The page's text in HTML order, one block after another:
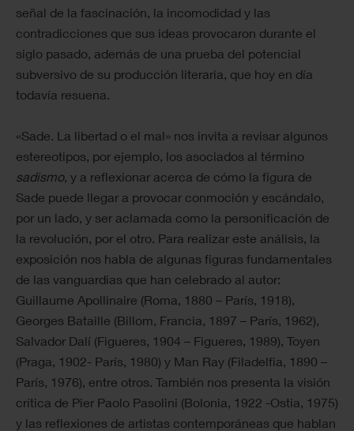
señal de la fascinación, la incomodidad y las
contradicciones que sus ideas provocaron durante el
siglo pasado, además de una prueba del potencial
subversivo de su producción literaria, que hoy en día
todavía resuena.
«Sade. La libertad o el mal» nos invita a revisar algunos
estereotipos, por ejemplo, los asociados al término
sadismo, y a reflexionar acerca de cómo la figura de
Sade puede llegar a provocar conmoción y escándalo,
por un lado, y ser aclamada como la personificación de
la revolución, por el otro. Para realizar este análisis, la
exposición nos habla de algunas figuras fundamentales
de las vanguardias que han celebrado al autor:
Guillaume Apollinaire (Roma, 1880 – París, 1918),
Georges Bataille (Billom, Francia, 1897 – París, 1962),
Salvador Dalí (Figueres, 1904 – Figueres, 1989), Toyen
(Praga, 1902- París, 1980) y Man Ray (Filadelfia, 1890 –
París, 1976), entre otros. También nos presenta la visión
crítica de Pier Paolo Pasolini (Bolonia, 1922 -Ostia, 1975)
y las reflexiones de artistas contemporáneas que hablan